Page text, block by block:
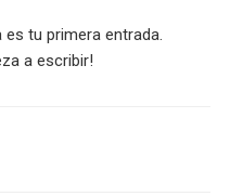
es tu primera entrada.
a escribir!